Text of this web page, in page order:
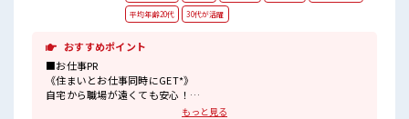
平均年齢20代
30代が活躍
おすすめポイント
■お仕事PR
《住まいとお仕事同時にGET*》
自宅から職場が遠くても安心！
手ぶらでOK◎家電付きワンルーム寮に無料で住めちゃう☆
もっと見る